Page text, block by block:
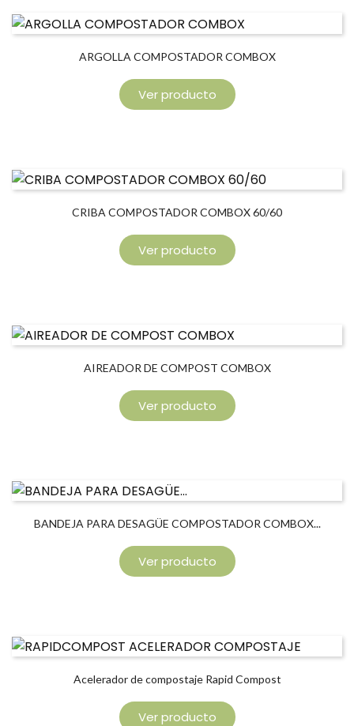
ARGOLLA COMPOSTADOR COMBOX
Ver producto
CRIBA COMPOSTADOR COMBOX 60/60
Ver producto
AIREADOR DE COMPOST COMBOX
Ver producto
BANDEJA PARA DESAGÜE COMPOSTADOR COMBOX...
Ver producto
Acelerador de compostaje Rapid Compost
Ver producto